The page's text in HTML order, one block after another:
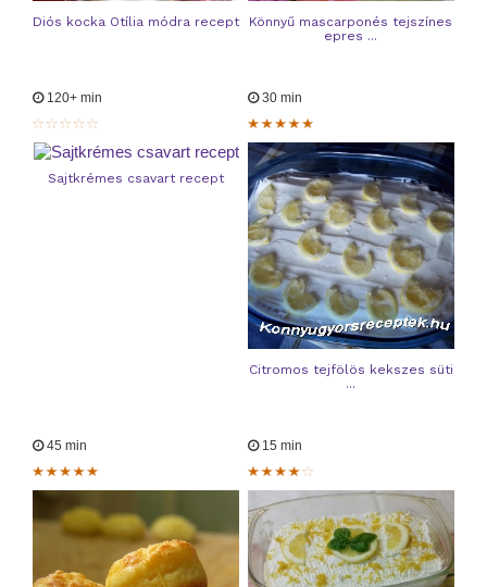
Diós kocka Otília módra recept
Könnyű mascarponés tejszínes
epres ...
120+ min
Sajtkrémes csavart recept
30 min
Citromos tejfölös kekszes süti
...
45 min 15 min